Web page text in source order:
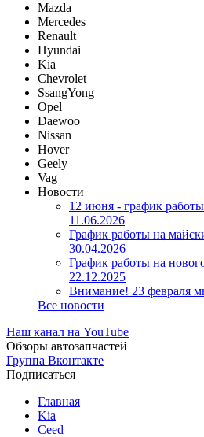
Mazda
Mercedes
Renault
Hyundai
Kia
Chevrolet
SsangYong
Opel
Daewoo
Nissan
Hover
Geely
Vag
Новости
12 июня - график
11.06.2026
График работы на
30.04.2026
График работы на
22.12.2025
Внимание! 23 февраля
Все новости
Наш канал на YouTube
Обзоры автозапчастей
Группа Вконтакте
Подписаться
Главная
Kia
Ceed